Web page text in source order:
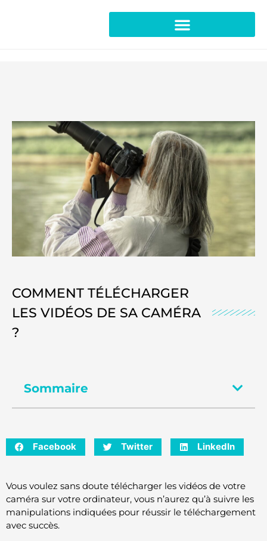
COMMENT TÉLÉCHARGER
LES VIDÉOS DE SA CAMÉRA
?
Sommaire
Facebook Twitter LinkedIn
Vous voulez sans doute télécharger les vidéos de votre
caméra sur votre ordinateur, vous n’aurez qu’à suivre les
manipulations indiquées pour réussir le téléchargement
avec succès.